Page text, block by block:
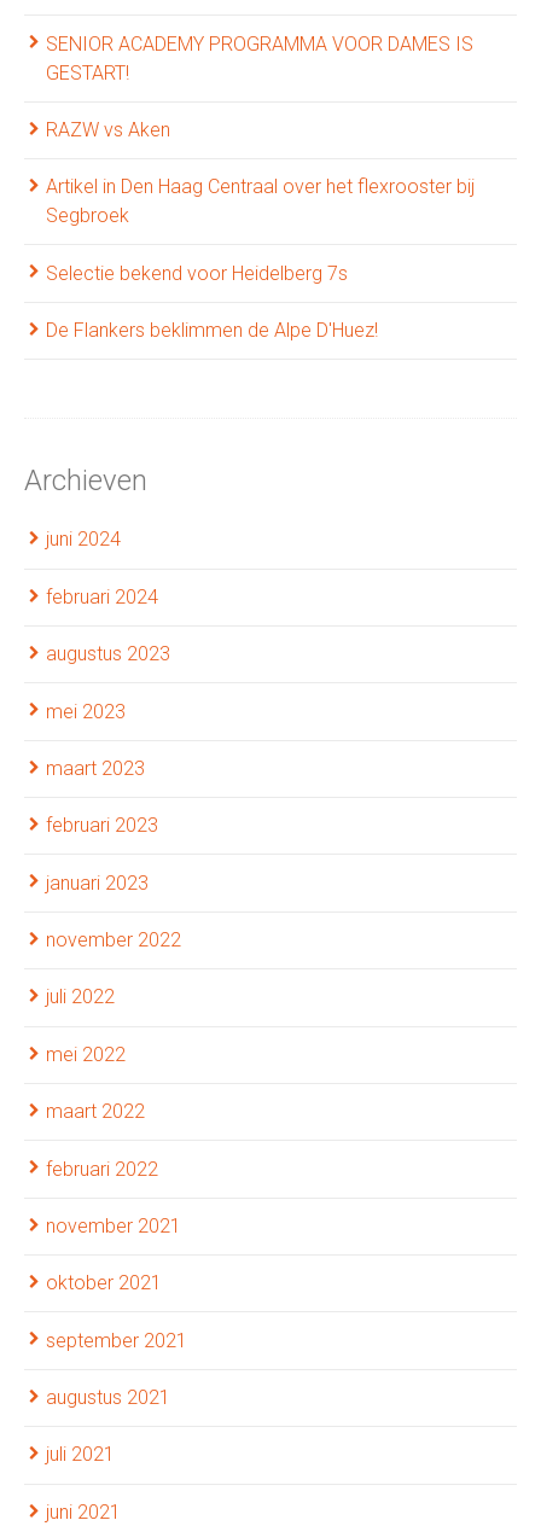
SENIOR ACADEMY PROGRAMMA VOOR DAMES IS
GESTART!
RAZW vs Aken
Artikel in Den Haag Centraal over het flexrooster bij
Segbroek
Selectie bekend voor Heidelberg 7s
De Flankers beklimmen de Alpe D'Huez!
Archieven
juni 2024
februari 2024
augustus 2023
mei 2023
maart 2023
februari 2023
januari 2023
november 2022
juli 2022
mei 2022
maart 2022
februari 2022
november 2021
oktober 2021
september 2021
augustus 2021
juli 2021
juni 2021